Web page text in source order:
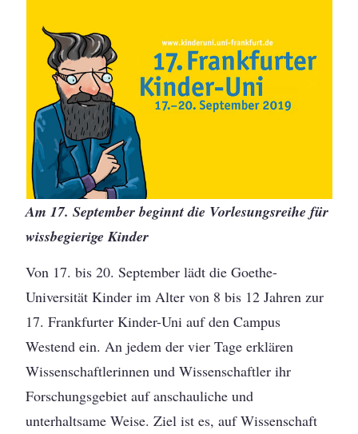
Am 17. September beginnt die Vorlesungsreihe für
wissbegierige Kinder
Von 17. bis 20. September lädt die Goethe-
Universität Kinder im Alter von 8 bis 12 Jahren zur
17. Frankfurter Kinder-Uni auf den Campus
Westend ein. An jedem der vier Tage erklären
Wissenschaftlerinnen und Wissenschaftler ihr
Forschungsgebiet auf anschauliche und
unterhaltsame Weise. Ziel ist es, auf Wissenschaft